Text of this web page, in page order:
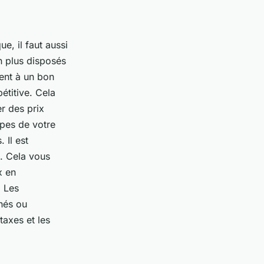
il faut aussi
plus disposés
à un bon
Cela
des prix
de votre
Il est
Cela vous
en
Les
ou
et les